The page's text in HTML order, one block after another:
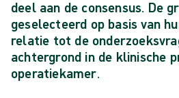
deel aan de consensus. De
geselecteerd op basis van
relatie tot de
achtergrond in de klinische
operatiekamer.